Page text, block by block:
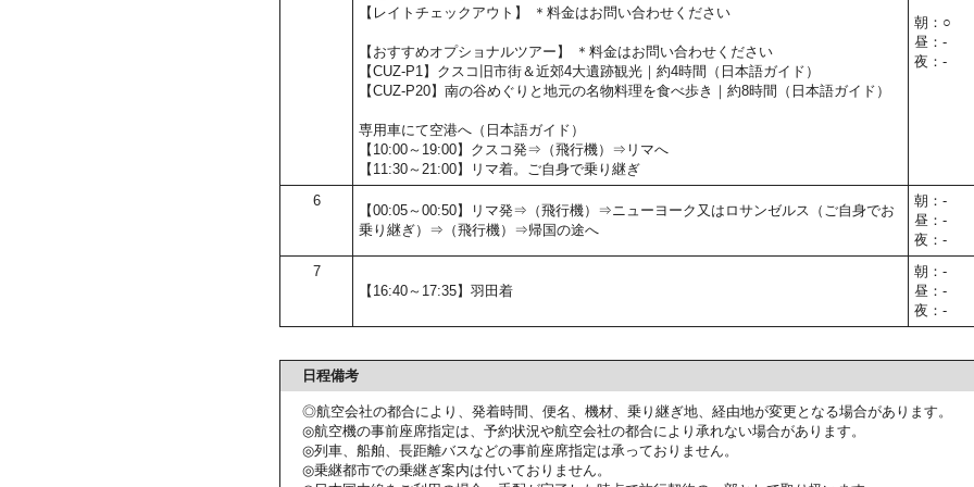
【レイトチェックアウト】 ＊料金はお問い合わせください
【おすすめオプショナルツアー】 ＊料金はお問い合わせください
【CUZ-P1】クスコ旧市街＆近郊4大遺跡観光｜約4時間（日本語ガイド）
【CUZ-P20】南の谷めぐりと地元の名物料理を食べ歩き｜約8時間（日本語ガイド）
専用車にて空港へ（日本語ガイド）
【10:00～19:00】クスコ発⇒（飛行機）⇒リマへ
【11:30～21:00】リマ着。ご自身で乗り継ぎ
朝：○
昼：-
夜：-
6
【00:05～00:50】リマ発⇒（飛行機）⇒ニューヨーク又はロサンゼルス（ご自身でお
乗り継ぎ）⇒（飛行機）⇒帰国の途へ
朝：-
昼：-
夜：-
7
【16:40～17:35】羽田着
朝：-
昼：-
夜：-
日程備考
◎航空会社の都合により、発着時間、便名、機材、乗り継ぎ地、経由地が変更となる場合があります。
◎航空機の事前座席指定は、予約状況や航空会社の都合により承れない場合があります。
◎列車、船舶、長距離バスなどの事前座席指定は承っておりません。
◎乗継都市での乗継ぎ案内は付いておりません。